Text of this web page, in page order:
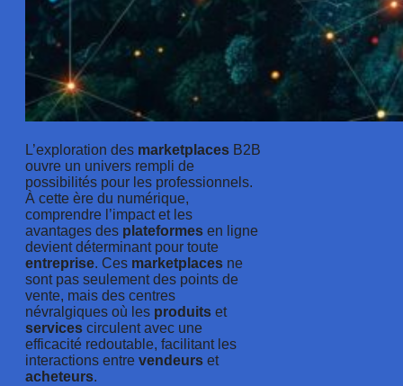
L’exploration des marketplaces B2B
ouvre un univers rempli de
possibilités pour les professionnels.
À cette ère du numérique,
comprendre l’impact et les
avantages des plateformes en ligne
devient déterminant pour toute
entreprise. Ces marketplaces ne
sont pas seulement des points de
vente, mais des centres
névralgiques où les produits et
services circulent avec une
efficacité redoutable, facilitant les
interactions entre vendeurs et
acheteurs.